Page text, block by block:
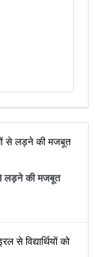
से लड़ने की मजबूत